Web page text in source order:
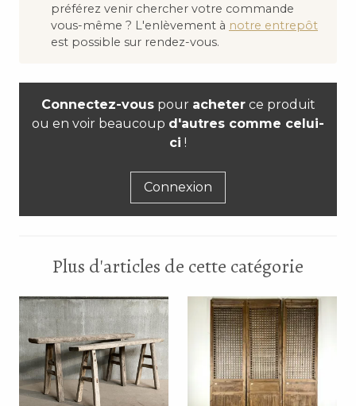
préférez venir chercher votre commande
vous-même ? L'enlèvement à notre entrepôt
est possible sur rendez-vous.
Connectez-vouspour acheterce produit
ou en voir beaucoup d'autres comme celui-
ci !
Connexion
Plus d'articles de cette catégorie